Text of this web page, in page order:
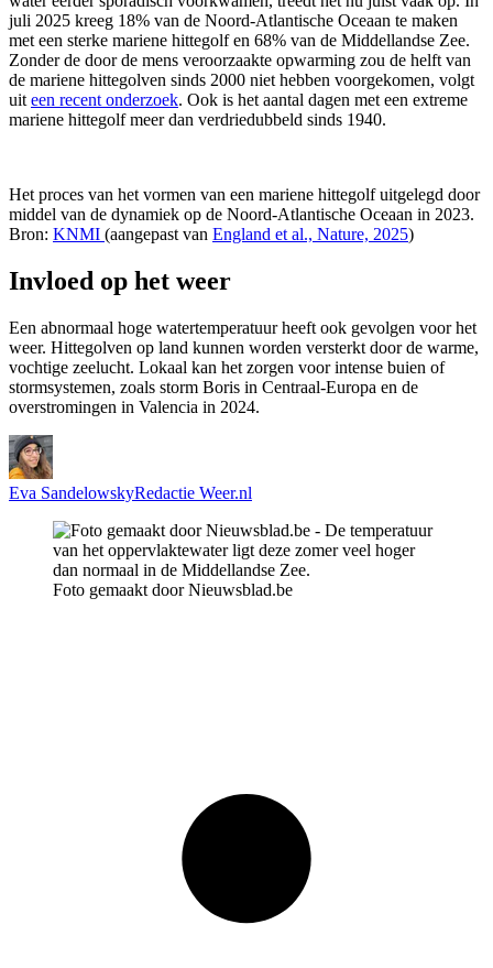
juli 2025 kreeg 18% van de Noord-Atlantische Oceaan te maken
met een sterke mariene hittegolf en 68% van de Middellandse Zee.
Zonder de door de mens veroorzaakte opwarming zou de helft van
de mariene hittegolven sinds 2000 niet hebben voorgekomen, volgt
uiteen recent onderzoek. Ook is het aantal dagen met een extreme
mariene hittegolf meer dan verdriedubbeld sinds 1940.
Het proces van het vormen van een mariene hittegolf uitgelegd door
middel van de dynamiek op de Noord-Atlantische Oceaan in 2023.
Bron: KNMI (aangepast van England et al., Nature, 2025)
Invloed op het weer
Een abnormaal hoge watertemperatuur heeft ook gevolgen voor het
weer. Hittegolven op land kunnen worden versterkt door de warme,
vochtige zeelucht. Lokaal kan het zorgen voor intense buien of
stormsystemen, zoals storm Boris in Centraal-Europa en de
overstromingen in Valencia in 2024.
Eva SandelowskyRedactie Weer.nl
Foto gemaakt door Nieuwsblad.be